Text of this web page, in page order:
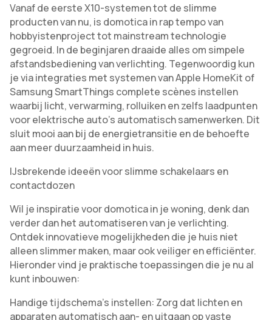
Vanaf de eerste X10-systemen tot de slimme
producten van nu, is domotica in rap tempo van
hobbyistenproject tot mainstream technologie
gegroeid. In de beginjaren draaide alles om simpele
afstandsbediening van verlichting. Tegenwoordig kun
je via integraties met systemen van Apple HomeKit of
Samsung SmartThings complete scènes instellen
waarbij licht, verwarming, rolluiken en zelfs laadpunten
voor elektrische auto’s automatisch samenwerken. Dit
sluit mooi aan bij de energietransitie en de behoefte
aan meer duurzaamheid in huis.
IJsbrekende ideeën voor slimme schakelaars en
contactdozen
Wil je inspiratie voor domotica in je woning, denk dan
verder dan het automatiseren van je verlichting.
Ontdek innovatieve mogelijkheden die je huis niet
alleen slimmer maken, maar ook veiliger en efficiënter.
Hieronder vind je praktische toepassingen die je nu al
kunt inbouwen:
Handige tijdschema’s instellen: Zorg dat lichten en
apparaten automatisch aan- en uitgaan op vaste